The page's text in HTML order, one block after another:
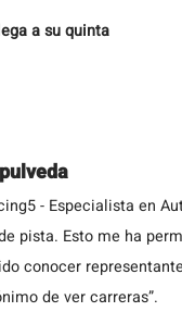
a su quinta
- Especialista en
pista. Esto me ha
conocer
de ver carreras”.